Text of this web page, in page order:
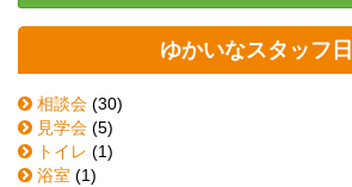
ゆかいなスタッフ
相談会 (30)
見学会 (5)
トイレ (1)
浴室 (1)